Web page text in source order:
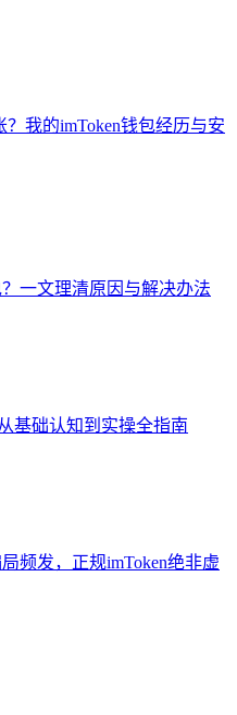
我的imToken钱包经历与安
一文理清原因与解决办法
基础认知到实操全指南
频发，正规imToken绝非虚